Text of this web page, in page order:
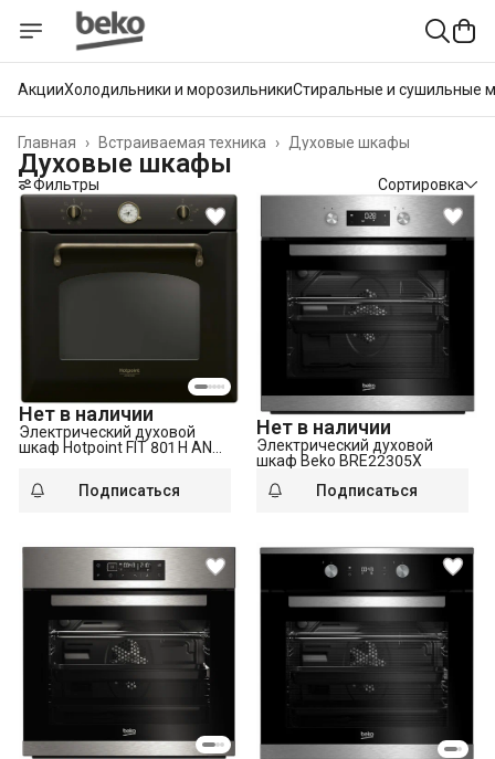
АкцииХолодильники и морозильникиСтиральные и сушильные
Духовые шкафы
Встраиваемая техника ›
Главная ›
Духовые шкафы
Фильтры Сортировка
Нет в наличии
Электрический духовой
шкаф Hotpoint FIT 801 H AN
Подписаться
Нет в наличии
Электрический духовой
шкаф Beko BRE22305X
Подписаться